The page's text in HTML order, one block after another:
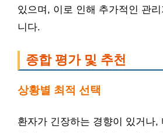
있으며, 이로 인해 추가적인 관
니다.
종합 평가 및 추천
상황별 최적 선택
환자가 긴장하는 경향이 있거나,